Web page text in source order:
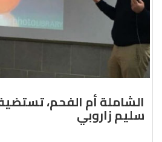
الشاملة أم الفحم،
سليم زاروبي